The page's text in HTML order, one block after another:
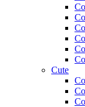
Cute